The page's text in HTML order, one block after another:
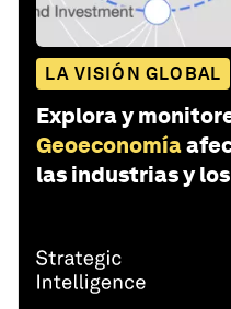
LA VISIÓN GLOBAL
Explora y
Geoeconomía
las industrias y